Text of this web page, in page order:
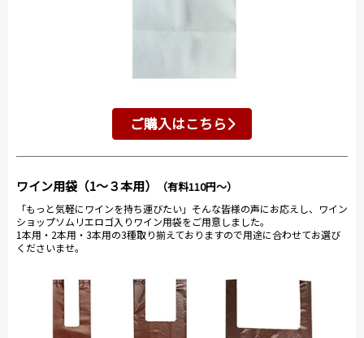
ご購入はこちら
ワイン用袋（1～３本用） （有料110円～）
「もっと気軽にワインを持ち運びたい」そんな皆様の声にお応えし、ワイン
ショップソムリエロゴ入りワイン用袋をご用意しました。
1本用・2本用・3本用の3種取り揃えておりますので用途に合わせてお選び
くださいませ。